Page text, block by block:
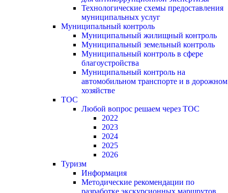
Технологические схемы предоставления
муниципальных услуг
Муниципальный контроль
Муниципальный жилищный контроль
Муниципальный земельный контроль
Муниципальный контроль в сфере
благоустройства
Муниципальный контроль на
автомобильном транспорте и в дорожном
хозяйстве
ТОС
Любой вопрос решаем через ТОС
2022
2023
2024
2025
2026
Туризм
Информация
Методические рекомендации по